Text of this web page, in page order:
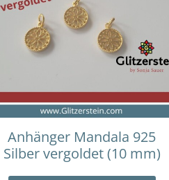
Anhänger Mandala 925
Silber vergoldet (10 mm)